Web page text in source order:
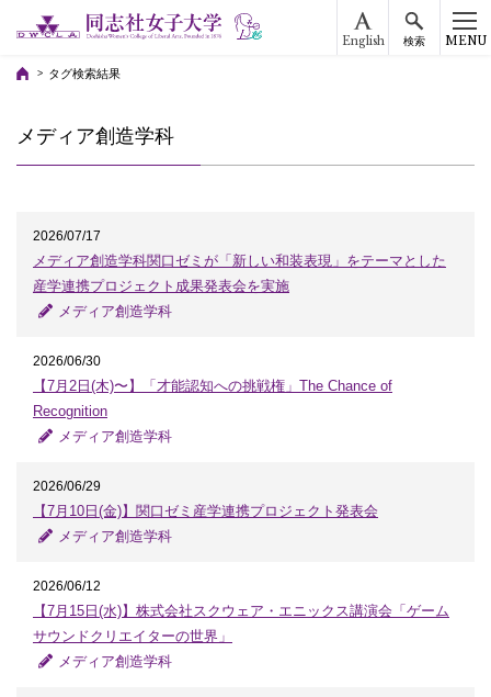
English 検索 MENU
タグ検索結果
メディア創造学科
2026/07/17
メディア創造学科関口ゼミが「新しい和装表現」をテーマとした
産学連携プロジェクト成果発表会を実施
メディア創造学科
2026/06/30
【7月2日(木)〜】「才能認知への挑戦権」The Chance of
Recognition
メディア創造学科
2026/06/29
【7月10日(金)】関口ゼミ産学連携プロジェクト発表会
メディア創造学科
2026/06/12
【7月15日(水)】株式会社スクウェア・エニックス講演会「ゲーム
サウンドクリエイターの世界」
メディア創造学科